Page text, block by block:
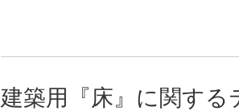
建築用『床』に関する